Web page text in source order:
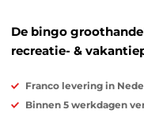
De bingo
recreatie- &
Franco levering in
Binnen 5 werkdagen